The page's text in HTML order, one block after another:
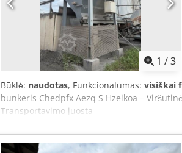
1 /3
Būklė: naudotas, Funkcionalumas: visiškai
bunkeris Chedpfx Aezq S Hzeikoa –
Transportavimo juosta